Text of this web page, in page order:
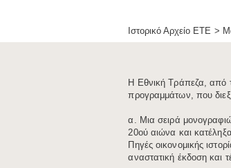
Ιστορικό Αρχείο ΕΤΕ
​Η Εθνική Τράπεζα, από
προγραμμάτων, που
α. Μια σειρά
20ού αιώνα και
Πηγές οικονομικής
αναστατική έκδοση και